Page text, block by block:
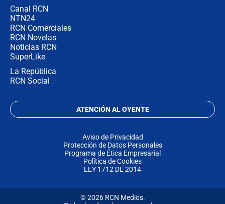
Canal RCN
NTN24
RCN Comerciales
RCN Novelas
Noticias RCN
SuperLike
La República
RCN Social
ATENCIÓN AL OYENTE
Aviso de Privacidad
Protección de Datos Personales
Programa de Ética Empresarial
Política de Cookies
LEY 1712 DE 2014
© 2026 RCN Medios.